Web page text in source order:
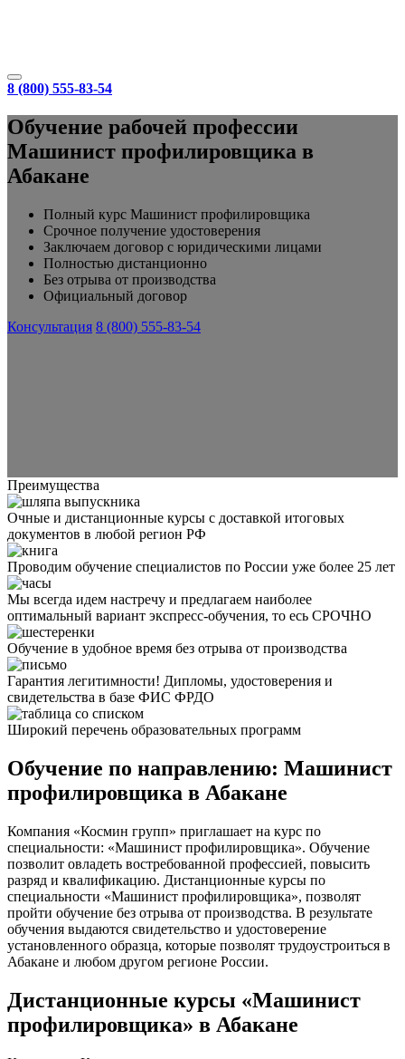
8 (800) 555-83-54
Обучение рабочей профессии
Машинист профилировщика в
Абакане
Полный курс Машинист профилировщика
Срочное получение удостоверения
Заключаем договор с юридическими лицами
Полностью дистанционно
Без отрыва от производства
Официальный договор
Консультация 8 (800) 555-83-54
Преимущества
Очные и дистанционные курсы с доставкой итоговых
документов в любой регион РФ
Проводим обучение специалистов по России уже более 25 лет
Мы всегда идем настречу и предлагаем наиболее
оптимальный вариант экспресс-обучения, то есь СРОЧНО
Обучение в удобное время без отрыва от производства
Гарантия легитимности! Дипломы, удостоверения и
свидетельства в базе ФИС ФРДО
Широкий перечень образовательных программ
Обучение по направлению: Машинист
профилировщика в Абакане
Компания «Космин групп» приглашает на курс по
специальности: «Машинист профилировщика». Обучение
позволит овладеть востребованной профессией, повысить
разряд и квалификацию. Дистанционные курсы по
специальности «Машинист профилировщика», позволят
пройти обучение без отрыва от производства. В результате
обучения выдаются свидетельство и удостоверение
установленного образца, которые позволят трудоустроиться в
Абакане и любом другом регионе России.
Дистанционные курсы «Машинист
профилировщика» в Абакане